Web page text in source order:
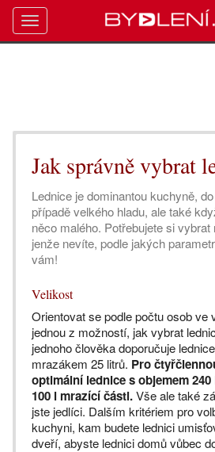
Jak správně vybrat
Lednice je dominantou kuchyně,
případě velkého hladu, ale také
něco malého. Potřebujete si vybrat
jenže nevíte, podle jakých
vám!
Velikost
Orientovat se podle počtu osob ve
jednou z možností, jak vybrat
jednoho člověka doporučuje
mrazákem 25 litrů. Pro
optimální lednice s objemem
100 l mrazící části.Vše ale také
jste jedlíci. Dalším kritériem pro
kuchyni, kam budete lednici
dveří, abyste lednici domů vůbec
Toggle
navigation